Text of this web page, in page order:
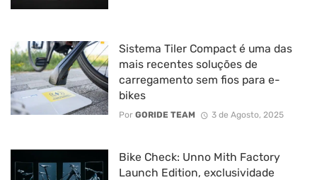
Sistema Tiler Compact é uma das
mais recentes soluções de
carregamento sem fios para e-
bikes
Por GORIDE TEAM 3 de Agosto, 2025
Bike Check: Unno Mith Factory
Launch Edition, exclusividade